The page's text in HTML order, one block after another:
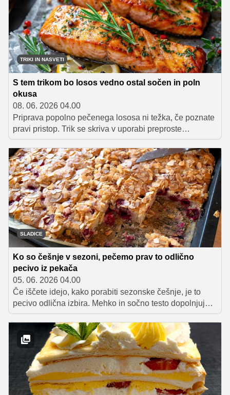
TRIKI IN NASVETI
S tem trikom bo losos vedno ostal sočen in poln
okusa
08. 06. 2026 04.00
Priprava popolno pečenega lososa ni težka, če poznate
pravi pristop. Trik se skriva v uporabi preproste
sestavine, ključen pa je tudi kratek čas peke. Preverite
preprost recept, s katerim bo vsak vaš ribji file ostal
mehak, sočen in poln bogatega okusa.
SLADICE
Ko so češnje v sezoni, pečemo prav to odlično
pecivo iz pekača
05. 06. 2026 04.00
Če iščete idejo, kako porabiti sezonske češnje, je to
pecivo odlična izbira. Mehko in sočno testo dopolnjujejo
sladko-kisle češnje, za piko na i pa poskrbi hrustljava
mandljeva skorjica, ki se med peko karamelizira in
ustvari neustavljivo kombinacijo okusov ter tekstur.